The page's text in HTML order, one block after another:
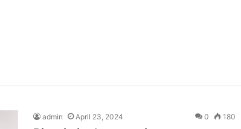
admin April 23, 2024 0 180